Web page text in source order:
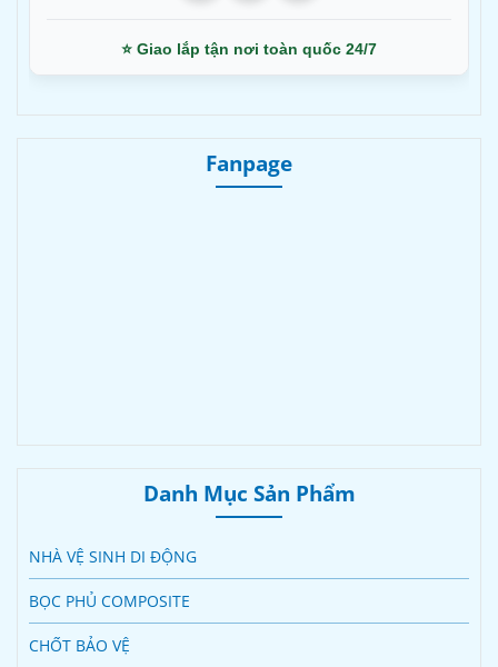
⭐ Giao lắp tận nơi toàn quốc 24/7
Fanpage
Danh Mục Sản Phẩm
NHÀ VỆ SINH DI ĐỘNG
BỌC PHỦ COMPOSITE
CHỐT BẢO VỆ